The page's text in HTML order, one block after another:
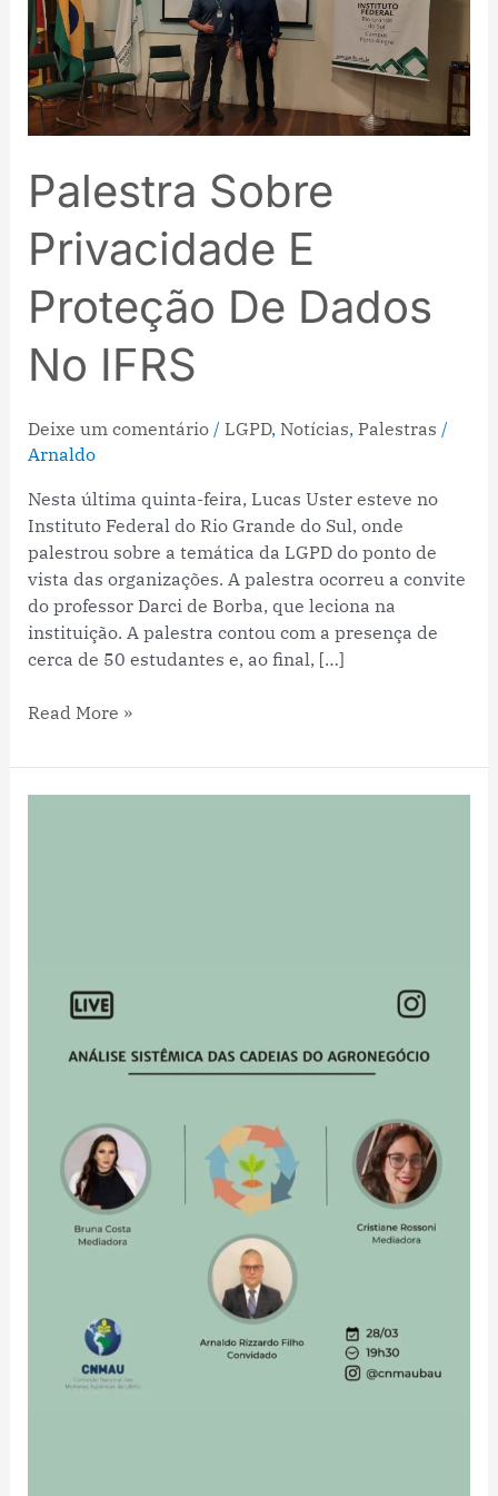
Palestra Sobre
Privacidade E
Proteção De Dados
No IFRS
Deixe um comentário / LGPD, Notícias, Palestras /
Arnaldo
Nesta última quinta-feira, Lucas Uster esteve no
Instituto Federal do Rio Grande do Sul, onde
palestrou sobre a temática da LGPD do ponto de
vista das organizações. A palestra ocorreu a convite
do professor Darci de Borba, que leciona na
instituição. A palestra contou com a presença de
cerca de 50 estudantes e, ao final, […]
proteção
de
dados
no
IFRS
Read More »